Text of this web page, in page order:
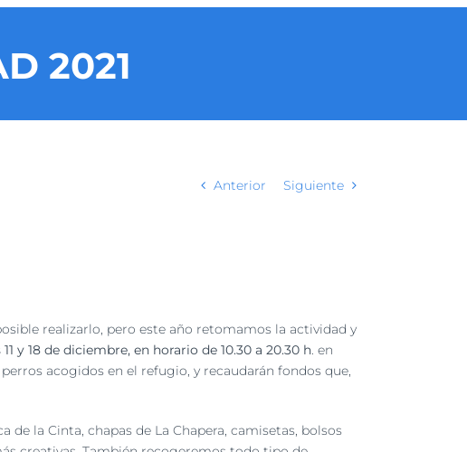
2021
Anterior Siguiente
realizarlo, pero este año retomamos la actividad y
y 18 de diciembre, en horario de 10.30 a 20.30 h. en
acogidos en el refugio, y recaudarán fondos que,
la Cinta, chapas de La Chapera, camisetas, bolsos